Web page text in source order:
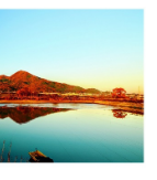
郵送ください。
願いいたします。
から
onestop_shinsei_55
onestop_henkou_5
下記URLから